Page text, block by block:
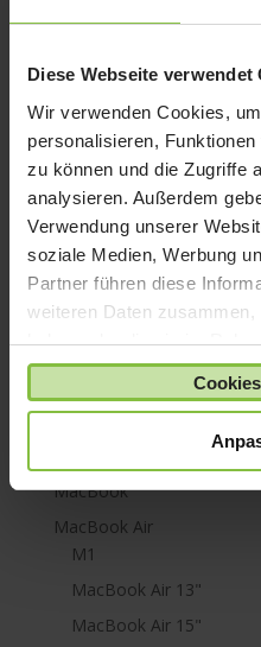
Diese Webseite verwendet
Wir verwenden Cookies,
personalisieren,
zu können und die Zugriffe
analysieren. Außerdem
Verwendung unserer
soziale Medien, Werbung
Partner führen diese
weiteren Daten
haben oder die sie im
gesammelt haben.
iPhone 8
iPhone SE
iPod nano
iPod shuffle
iPod touch
Kabel & Adapter
Kopfhörer
LaCie Rugged
Lightning
Mac Pro
MacBook
MacBook Air
M1
MacBook Air 13"
MacBook Air 15"